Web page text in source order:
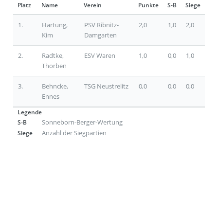
Platz Name Verein Punkte S-B Siege
1.
Hartung,
Kim
PSV Ribnitz-
Damgarten
2,0 1,0 2,0
2.
Radtke,
Thorben
ESV Waren 1,0 0,0 1,0
3.
Behncke,
Ennes
TSG Neustrelitz 0,0 0,0 0,0
Legende
S-B
Sonneborn-Berger-Wertung
Siege Anzahl der Siegpartien